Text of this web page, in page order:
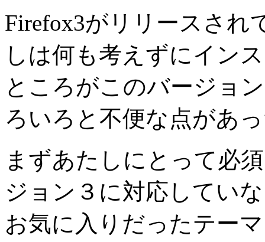
Firefox3がリリースされ
しは何も考えずにイン
ところがこのバージョ
ろいろと不便な点があ
まずあたしにとって必
ジョン３に対応してい
お気に入りだったテー